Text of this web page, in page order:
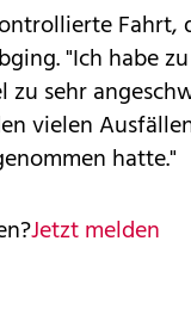
Fahrt,
"Ich habe
zu sehr
vielen
hatte."
Jetzt melden